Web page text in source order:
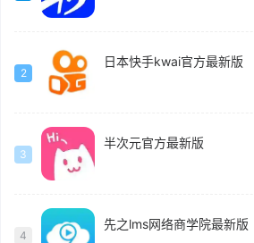
2
日本快手kwai官方最新版
3
半次元官方最新版
4
先之lms网络商学院最新版